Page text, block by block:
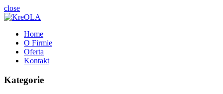
close
Home
O Firmie
Oferta
Kontakt
Kategorie